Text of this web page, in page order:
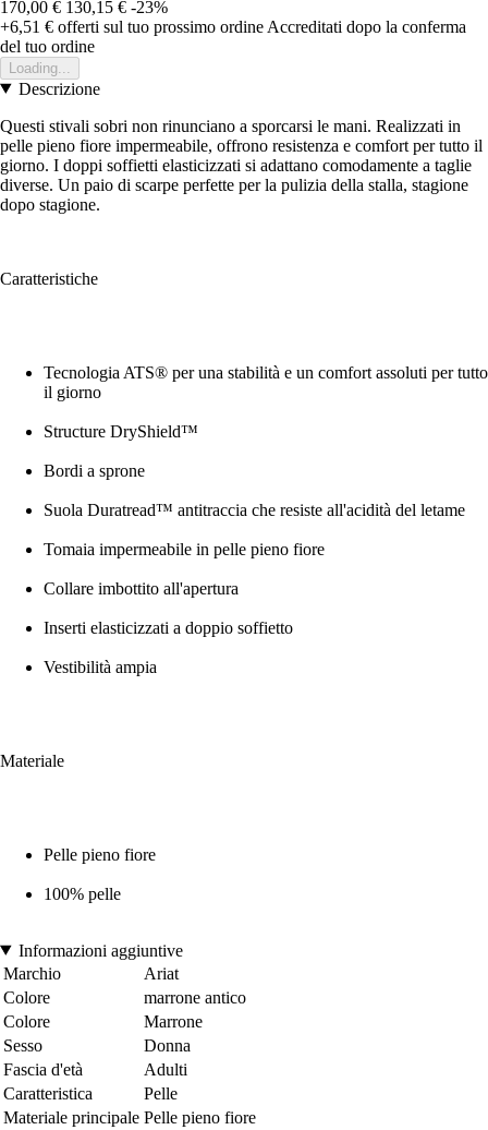
170,00 € 130,15 € -23%
+6,51 € offerti sul tuo prossimo ordine Accreditati dopo la conferma
del tuo ordine
Loading...
Descrizione
Questi stivali sobri non rinunciano a sporcarsi le mani. Realizzati in
pelle pieno fiore impermeabile, offrono resistenza e comfort per tutto il
giorno. I doppi soffietti elasticizzati si adattano comodamente a taglie
diverse. Un paio di scarpe perfette per la pulizia della stalla, stagione
dopo stagione.
Caratteristiche
Tecnologia ATS® per una stabilità e un comfort assoluti per tutto
il giorno
Structure DryShield™
Bordi a sprone
Suola Duratread™ antitraccia che resiste all'acidità del letame
Tomaia impermeabile in pelle pieno fiore
Collare imbottito all'apertura
Inserti elasticizzati a doppio soffietto
Vestibilità ampia
Materiale
Pelle pieno fiore
100% pelle
Informazioni aggiuntive
Marchio
Ariat
Colore
marrone antico
Colore
Marrone
Sesso
Donna
Fascia d'età
Adulti
Caratteristica
Pelle
Materiale principale Pelle pieno fiore